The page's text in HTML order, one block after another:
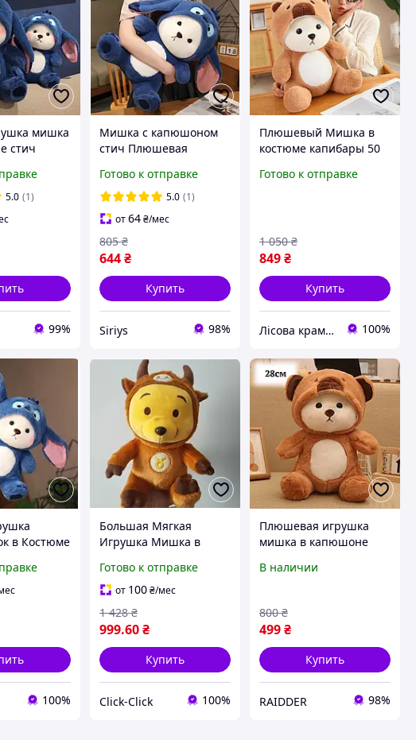
мишка
стич
мишка
5.0 (1)
99%
Мишка с капюшоном
стич Плюшевая
подушка медведь в
капюшоне Мишка
плюшевый 27 см
Готово к отправке
5.0 (1)
от64 ₴/мес
644 ₴
805 ₴
Купить
Siriys 98%
Плюшевый Мишка в
костюме капибары 50
подушка медвежонок
Готово к отправке
849₴
1 050 ₴
Купить
Лісова крамничка 100%
в Костюме
с
Синий
100%
Большая Мягкая
Игрушка Мишка в
Плюшевый
Медвежонок-
Обнимашка в
Капюшоне
Готово к отправке
от 100 ₴/мес
999.60 ₴
1 428 ₴
Купить
Click-Click 100%
Плюшевая игрушка
мишка в капюшоне
Коричневый (9104)
В наличии
499₴
800 ₴
Купить
RAIDDER 98%